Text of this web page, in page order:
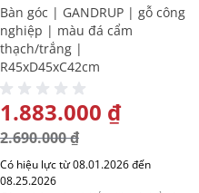
Bàn góc | GANDRUP | gỗ công
nghiệp | màu đá cẩm
thạch/trắng |
R45xD45xC42cm
GIÁ ĐẶC BIỆT
1.883.000 ₫
2.690.000 ₫
Có hiệu lực từ 08.01.2026 đến
08.25.2026